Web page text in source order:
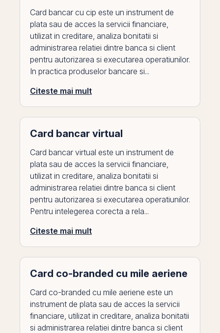
Card bancar cu cip este un instrument de
plata sau de acces la servicii financiare,
utilizat in creditare, analiza bonitatii si
administrarea relatiei dintre banca si client
pentru autorizarea si executarea operatiunilor.
In practica produselor bancare si...
Citeste mai mult
Card bancar virtual
Card bancar virtual este un instrument de
plata sau de acces la servicii financiare,
utilizat in creditare, analiza bonitatii si
administrarea relatiei dintre banca si client
pentru autorizarea si executarea operatiunilor.
Pentru intelegerea corecta a rela...
Citeste mai mult
Card co-branded cu mile aeriene
Card co-branded cu mile aeriene este un
instrument de plata sau de acces la servicii
financiare, utilizat in creditare, analiza bonitatii
si administrarea relatiei dintre banca si client